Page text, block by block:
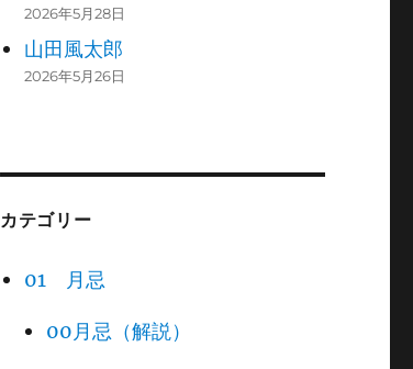
2026年5月28日
山田風太郎
2026年5月26日
カテゴリー
01 月忌
00月忌（解説）